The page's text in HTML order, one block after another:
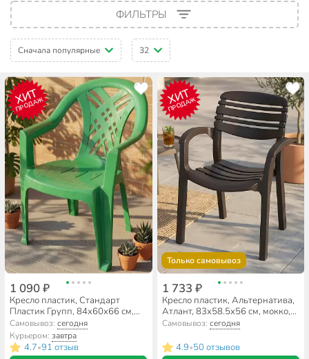
ФИЛЬТРЫ
Сначала популярные 32
ХИТ
ПРОДАЖ
1 090 ₽
Кресло пластик, Стандарт
Пластик Групп, 84х60х66 см,
зеленое, 100 кг
Самовывоз:сегодня
Курьером:завтра
4.7•91 отзыв
ХИТ
ПРОДАЖ
Только самовывоз
1 733 ₽
Кресло пластик, Альтернатива,
Атлант, 83х58.5х56 см, мокко,
106 кг, М8943
Самовывоз: сегодня
4.9•50 отзывов